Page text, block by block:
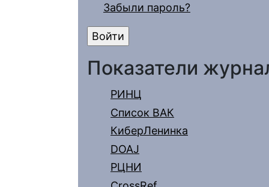
Забыли пароль?
Показатели
РИНЦ
Список ВАК
КиберЛенинка
DOAJ
РЦНИ